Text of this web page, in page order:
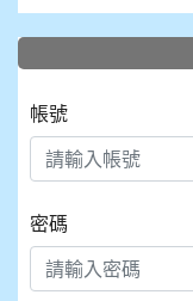
帳號
密碼